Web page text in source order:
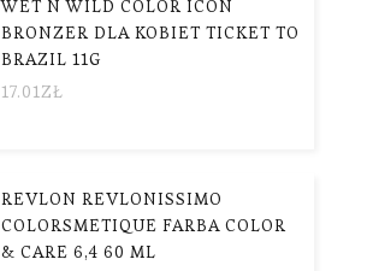
WET N WILD COLOR ICON
BRONZER DLA KOBIET TICKET TO
BRAZIL 11G
17.01 ZŁ
REVLON REVLONISSIMO
COLORSMETIQUE FARBA COLOR
& CARE 6,4 60 ML